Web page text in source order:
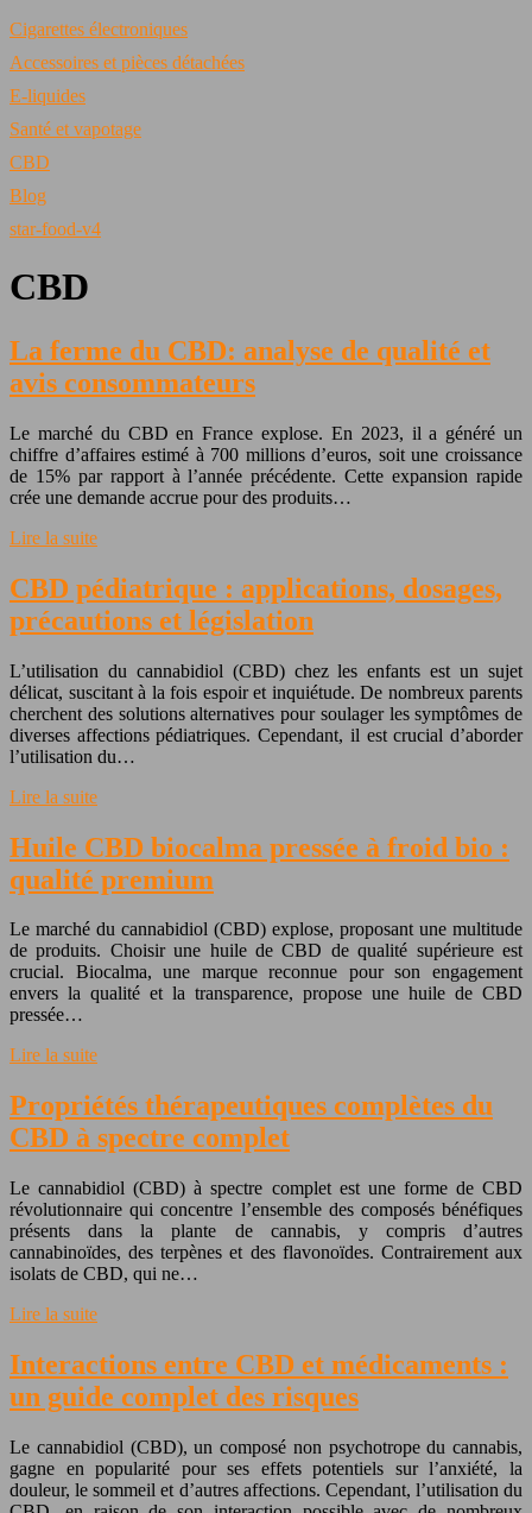
Cigarettes électroniques
Accessoires et pièces détachées
E-liquides
Santé et vapotage
CBD
Blog
star-food-v4
CBD
La ferme du CBD: analyse de qualité et
avis consommateurs
Le marché du CBD en France explose. En 2023, il a généré un
chiffre d’affaires estimé à 700 millions d’euros, soit une croissance
de 15% par rapport à l’année précédente. Cette expansion rapide
crée une demande accrue pour des produits…
Lire la suite
CBD pédiatrique : applications, dosages,
précautions et législation
L’utilisation du cannabidiol (CBD) chez les enfants est un sujet
délicat, suscitant à la fois espoir et inquiétude. De nombreux parents
cherchent des solutions alternatives pour soulager les symptômes de
diverses affections pédiatriques. Cependant, il est crucial d’aborder
l’utilisation du…
Lire la suite
Huile CBD biocalma pressée à froid bio :
qualité premium
Le marché du cannabidiol (CBD) explose, proposant une multitude
de produits. Choisir une huile de CBD de qualité supérieure est
crucial. Biocalma, une marque reconnue pour son engagement
envers la qualité et la transparence, propose une huile de CBD
pressée…
Lire la suite
Propriétés thérapeutiques complètes du
CBD à spectre complet
Le cannabidiol (CBD) à spectre complet est une forme de CBD
révolutionnaire qui concentre l’ensemble des composés bénéfiques
présents dans la plante de cannabis, y compris d’autres
cannabinoïdes, des terpènes et des flavonoïdes. Contrairement aux
isolats de CBD, qui ne…
Lire la suite
Interactions entre CBD et médicaments :
un guide complet des risques
Le cannabidiol (CBD), un composé non psychotrope du cannabis,
gagne en popularité pour ses effets potentiels sur l’anxiété, la
douleur, le sommeil et d’autres affections. Cependant, l’utilisation du